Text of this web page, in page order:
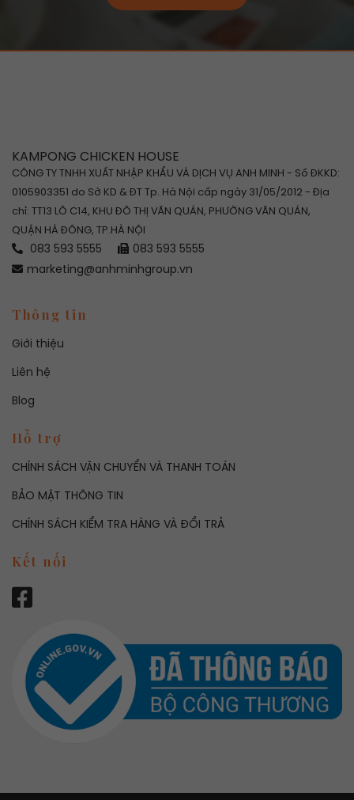
KAMPONG CHICKEN HOUSE
CÔNG TY TNHH XUẤT NHẬP KHẨU VÀ DỊCH VỤ ANH MINH - Số ĐKKD:
0105903351 do Sở KD & ĐT Tp. Hà Nội cấp ngày 31/05/2012 - Địa
chỉ: TT13 LÔ C14, KHU ĐÔ THỊ VĂN QUÁN, PHƯỜNG VĂN QUÁN,
QUẬN HÀ ĐÔNG, TP.HÀ NỘI
083 593 5555
083 593 5555
marketing@anhminhgroup.vn
Thông tin
Giới thiệu
Liên hệ
Blog
Hỗ trợ
CHÍNH SÁCH VẬN CHUYỂN VÀ THANH TOÁN
BẢO MẬT THÔNG TIN
CHÍNH SÁCH KIỂM TRA HÀNG VÀ ĐỔI TRẢ
Kết nối